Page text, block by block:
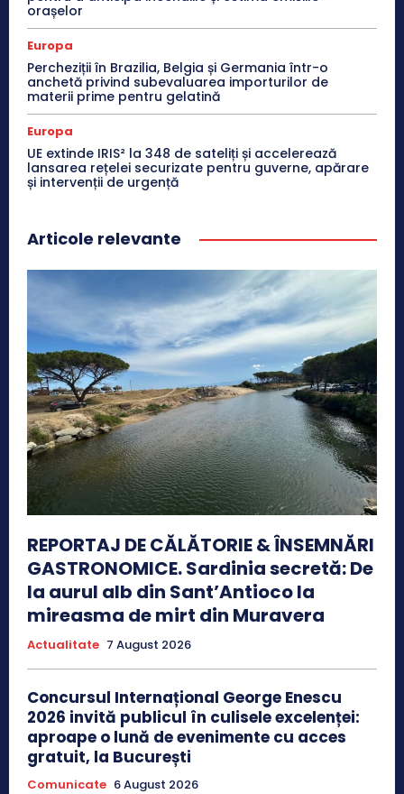
orașelor
Europa
Percheziții în Brazilia, Belgia și Germania într-o
anchetă privind subevaluarea importurilor de
materii prime pentru gelatină
Europa
UE extinde IRIS² la 348 de sateliți și accelerează
lansarea rețelei securizate pentru guverne, apărare
și intervenții de urgență
Articole relevante
REPORTAJ DE CĂLĂTORIE & ÎNSEMNĂRI
GASTRONOMICE. Sardinia secretă: De
la aurul alb din Sant’Antioco la
mireasma de mirt din Muravera
Actualitate 7 August 2026
Concursul Internațional George Enescu
2026 invită publicul în culisele excelenței:
aproape o lună de evenimente cu acces
gratuit, la București
Comunicate 6 August 2026